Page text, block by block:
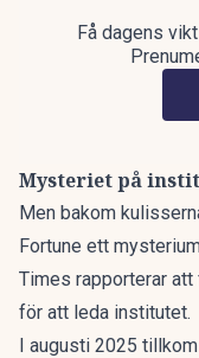
Få dagens
Mysteriet på
Men bakom
Fortune ett
Times rapporterar
för att leda institutet.
I augusti 2025